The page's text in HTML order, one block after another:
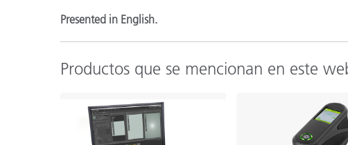
Presented in English.
Productos que se mencionan en este